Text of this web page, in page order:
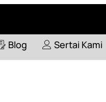
Blog Sertai Kami
Home Blog